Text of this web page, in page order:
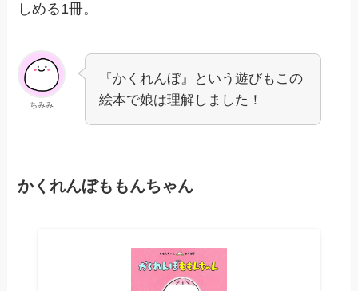
しめる1冊。
ちみみ
『かくれんぼ』という遊びもこの
絵本で娘は理解しました！
かくれんぼももんちゃん